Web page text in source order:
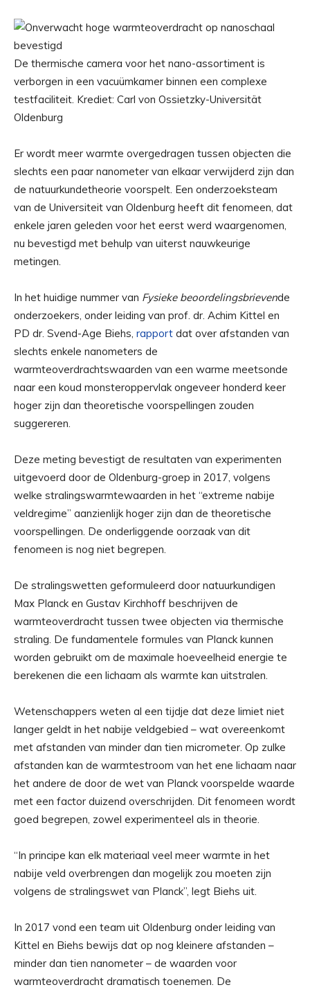
De thermische camera voor het nano-assortiment is
verborgen in een vacuümkamer binnen een complexe
testfaciliteit. Krediet: Carl von Ossietzky-Universität
Oldenburg
Er wordt meer warmte overgedragen tussen objecten die
slechts een paar nanometer van elkaar verwijderd zijn dan
de natuurkundetheorie voorspelt. Een onderzoeksteam
van de Universiteit van Oldenburg heeft dit fenomeen, dat
enkele jaren geleden voor het eerst werd waargenomen,
nu bevestigd met behulp van uiterst nauwkeurige
metingen.
In het huidige nummer van Fysieke beoordelingsbrievende
onderzoekers, onder leiding van prof. dr. Achim Kittel en
PD dr. Svend-Age Biehs, rapport dat over afstanden van
slechts enkele nanometers de
warmteoverdrachtswaarden van een warme meetsonde
naar een koud monsteroppervlak ongeveer honderd keer
hoger zijn dan theoretische voorspellingen zouden
suggereren.
Deze meting bevestigt de resultaten van experimenten
uitgevoerd door de Oldenburg-groep in 2017, volgens
welke stralingswarmtewaarden in het “extreme nabije
veldregime” aanzienlijk hoger zijn dan de theoretische
voorspellingen. De onderliggende oorzaak van dit
fenomeen is nog niet begrepen.
De stralingswetten geformuleerd door natuurkundigen
Max Planck en Gustav Kirchhoff beschrijven de
warmteoverdracht tussen twee objecten via thermische
straling. De fundamentele formules van Planck kunnen
worden gebruikt om de maximale hoeveelheid energie te
berekenen die een lichaam als warmte kan uitstralen.
Wetenschappers weten al een tijdje dat deze limiet niet
langer geldt in het nabije veldgebied – wat overeenkomt
met afstanden van minder dan tien micrometer. Op zulke
afstanden kan de warmtestroom van het ene lichaam naar
het andere de door de wet van Planck voorspelde waarde
met een factor duizend overschrijden. Dit fenomeen wordt
goed begrepen, zowel experimenteel als in theorie.
“In principe kan elk materiaal veel meer warmte in het
nabije veld overbrengen dan mogelijk zou moeten zijn
volgens de stralingswet van Planck”, legt Biehs uit.
In 2017 vond een team uit Oldenburg onder leiding van
Kittel en Biehs bewijs dat op nog kleinere afstanden –
minder dan tien nanometer – de waarden voor
warmteoverdracht dramatisch toenemen. De